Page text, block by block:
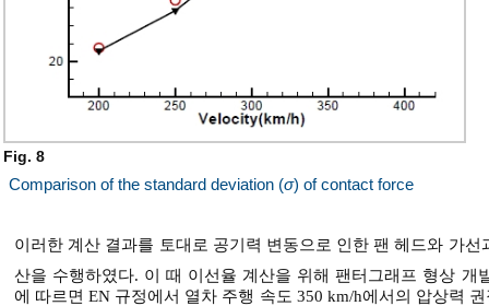
Fig. 8
Comparison of the standard deviation (σ) of contact force
이러한 계산 결과를 토대로 공기력 변동으로 인한 팬 헤드와 가
산을 수행하였다. 이 때 이선율 계산을 위해 팬터그래프 형상 개
에 따르면 EN 규정에서 열차 주행 속도 350 km/h에서의 압상력